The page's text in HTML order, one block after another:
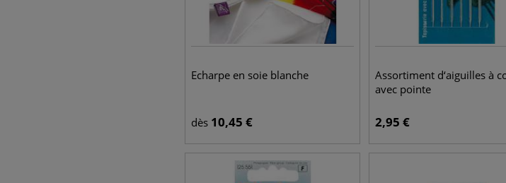
Echarpe en soie blanche
dès 10,45 €
Assortiment d‘aiguilles à
avec pointe
2,95 €